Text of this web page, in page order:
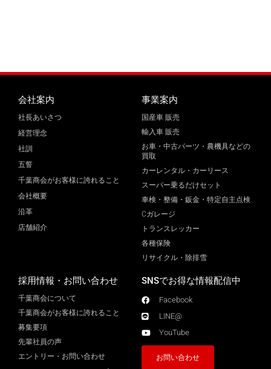
会社案内
社長あいさつ
経営理念
社訓
五誓
千葉商会がお客様に誇れること
会社概要
沿革
店舗紹介
事業案内
国産車 販売
輸入車 販売
お車・中古パーツ・農機具などの
買取
カーレンタル・カーリース
スーパー乗るだけセット
車検・整備・鈑金・特定自主点検
Cガレージ
トランスレッカー
各種保険
リサイクル・除排雪
採用情報・お問い合わせ
千葉商会について
千葉商会がお客様に誇れること​
募集要項
先輩社員の声
エントリー・お問い合わせ
SNSでお得な情報配信中
Facebook
LINE@
YouTube
お問い合わせ